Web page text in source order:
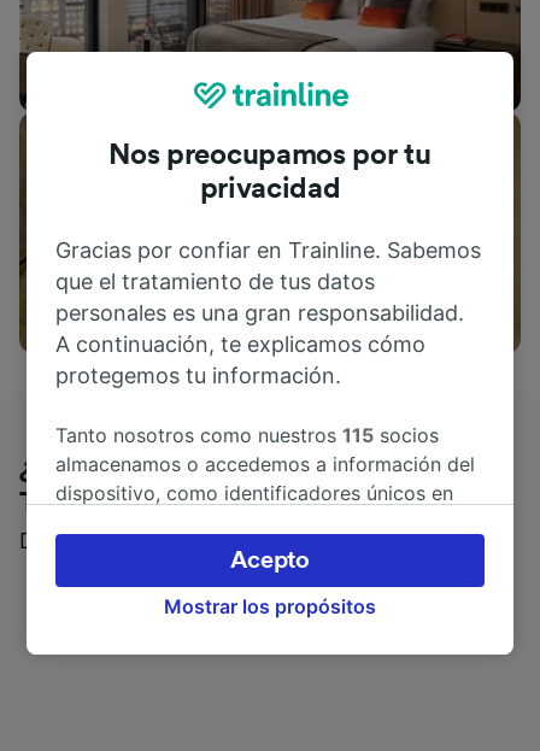
Alojamientos
Actividades
¿Qué piensan nuestros clientes de
Trainline?
Descubre reseñas reales de nuestros viajeros
Nos preocupamos por tu
privacidad
Gracias por confiar en Trainline. Sabemos
que el tratamiento de tus datos
personales es una gran responsabilidad.
A continuación, te explicamos cómo
protegemos tu información.
Tanto nosotros como nuestros115 socios
almacenamos o accedemos a información del
dispositivo, como identificadores únicos en
Puedes aceptar o administrar tus preferencias
haciendo clic abajo, incluido el derecho de
oposición en función de tu interés legítimo o,
Mostrar los propósitos
Acepto